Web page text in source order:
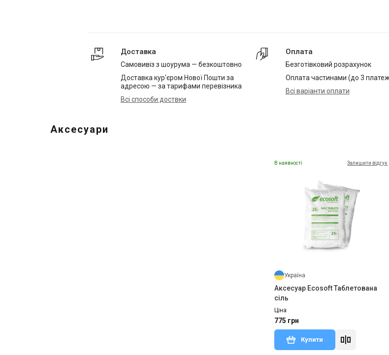
Доставка
Самовивіз з шоурума — безкоштовно
Доставка кур'єром Нової Пошти за
адресою — за тарифами перевізника
Всі способи доствки
Оплата
Безготівковий розрахунок
Оплата частинами (до 3
Всі варіанти оплати
Аксесуари
В наявності Залишити відгук
Україна
Аксесуар Ecosoft Таблетована
сіль
Ціна
775 грн
Купити